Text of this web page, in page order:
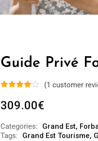
Guide Privé
(1 customer
309.00€
Categories: Grand Est,
Tags:
Grand Est Tourisme,